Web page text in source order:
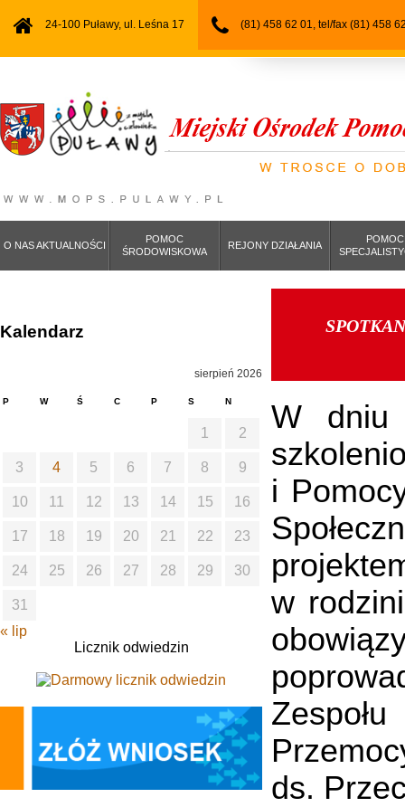
24-100 Puławy, ul. Leśna 17 (81) 458 62 01, tel/fax (81) 458
O NAS AKTUALNOŚCI
POMOC
ŚRODOWISKOWA
REJONY DZIAŁANIA
POMOC
W dniu
i
w
ds.
Kalendarz
sierpień 2026
P W Ś C P S N
1 2
3 4 5 6 7 8 9
10 11 12 13 14 15 16
17 18 19 20 21 22 23
24 25 26 27 28 29 30
31
« lip
Licznik odwiedzin